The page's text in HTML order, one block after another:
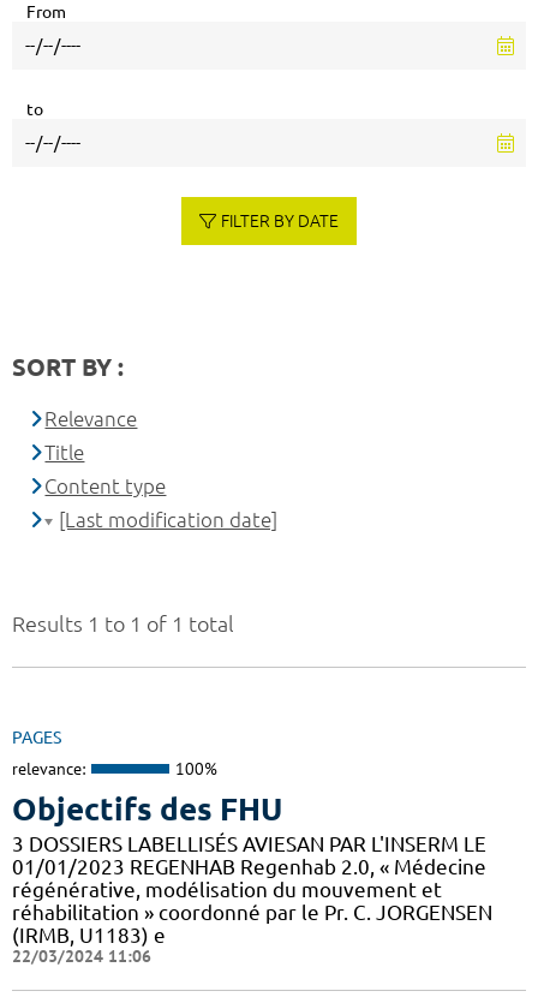
Results 1 to 1 of 1 total
PAGES
relevance: 100%
Objectifs des FHU
3 DOSSIERS LABELLISÉS AVIESAN PAR L'INSERM LE
01/01/2023 REGENHAB Regenhab 2.0, « Médecine
régénérative, modélisation du mouvement et
réhabilitation » coordonné par le Pr. C. JORGENSEN
(IRMB, U1183) e
22/03/2024 11:06
From
to
FILTER BY DATE
SORT BY :
Relevance
Title
Content type
[Last modification date]